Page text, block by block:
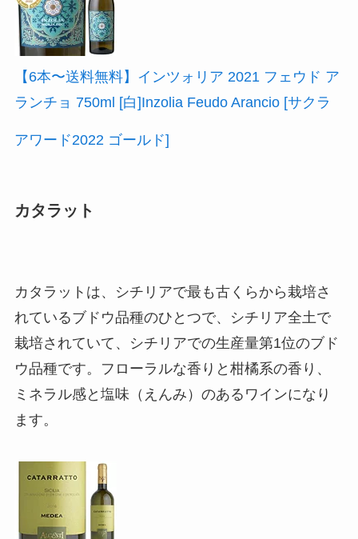
【6本〜送料無料】インツォリア 2021 フェウド ア
ランチョ 750ml [白]Inzolia Feudo Arancio [サクラ
アワード2022 ゴールド]
カタラット
カタラットは、シチリアで最も古くらから栽培さ
れているブドウ品種のひとつで、シチリア全土で
栽培されていて、シチリアでの生産量第1位のブド
ウ品種です。フローラルな香りと柑橘系の香り、
ミネラル感と塩味（えんみ）のあるワインになり
ます。